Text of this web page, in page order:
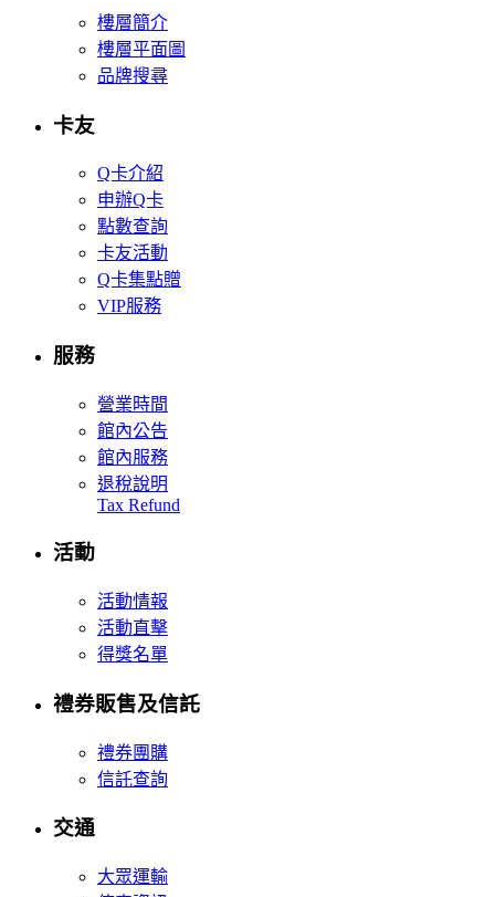
樓層簡介
樓層平面圖
品牌搜尋
卡友
Q卡介紹
申辦Q卡
點數查詢
卡友活動
Q卡集點贈
VIP服務
服務
營業時間
館內公告
館內服務
退稅說明
Tax Refund
活動
活動情報
活動直擊
得獎名單
禮券販售及信託
禮券團購
信託查詢
交通
大眾運輸